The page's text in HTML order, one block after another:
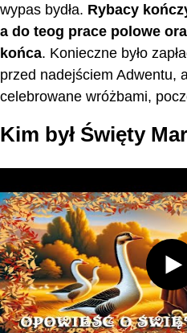
wypas bydła. Rybacy
a do teog prace polowe
końca. Konieczne było
przed nadejściem Adwentu,
celebrowane wróżbami,
Kim był Święty